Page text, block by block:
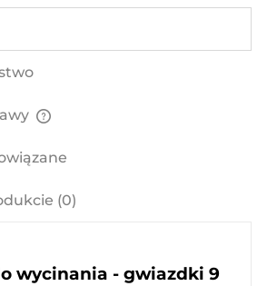
(0)
wycinania - gwiazdki 9